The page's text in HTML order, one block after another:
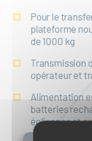
Pour le
plateforme
de 1000 kg
Transmission
opérateur et
Alimentation
batteries
éoliennes et